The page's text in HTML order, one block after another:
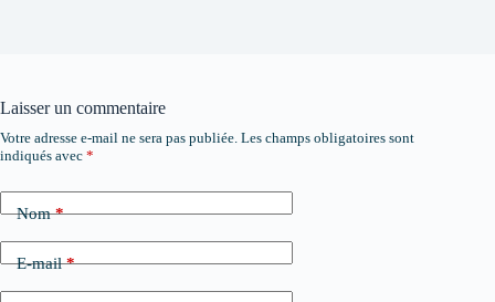
Laisser un commentaire
Votre adresse e-mail ne sera pas publiée. Les champs obligatoires sont
indiqués avec *
Nom*
E-mail*